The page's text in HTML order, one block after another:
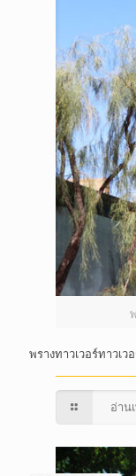
พรางทาวเวอร์ทาวเว
อ่าน